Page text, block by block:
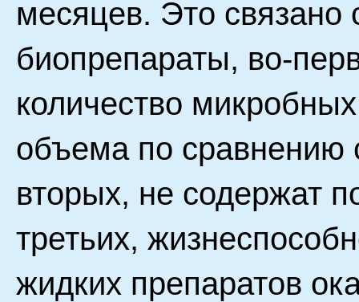
месяцев. Это связано
биопрепараты, во-
количество
объема по сравнению
вторых, не содержат
третьих,
жидких препаратов